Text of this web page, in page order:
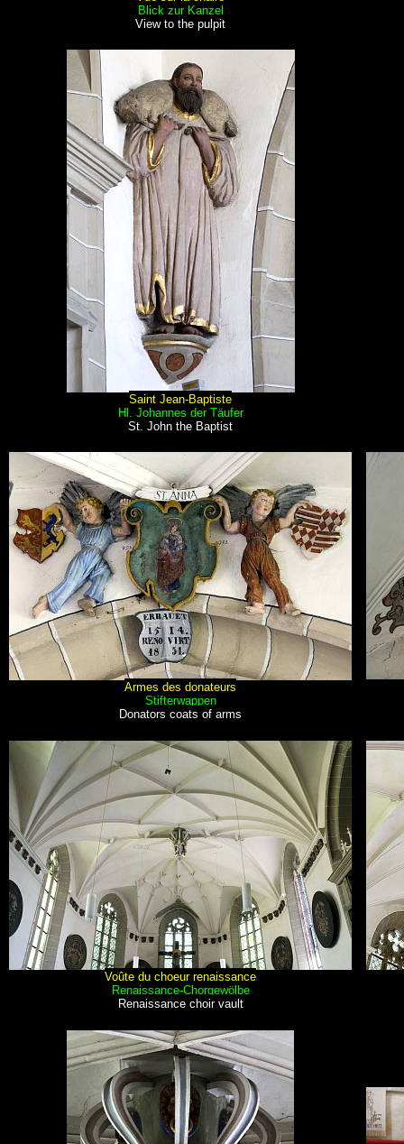
Blick zur Kanzel
View to the pulpit
Saint Jean-Baptiste
Hl. Johannes der Täufer
St. John the Baptist
Armes des donateurs
Stifterwappen
Donators coats of arms
Voûte du choeur renaissance
Renaissance-Chorgewölbe
Renaissance choir vault